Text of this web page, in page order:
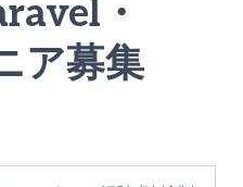
・
ア募集